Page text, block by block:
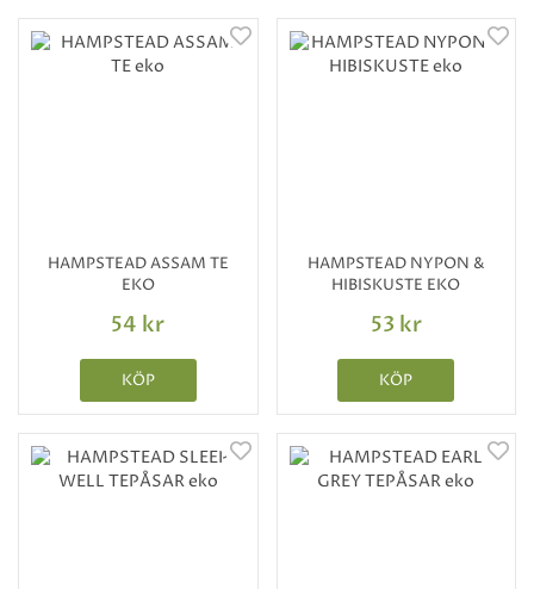
HAMPSTEAD ASSAM TE
EKO
54 kr
KÖP
HAMPSTEAD NYPON &
HIBISKUSTE EKO
53 kr
KÖP